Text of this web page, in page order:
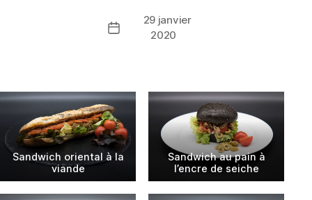
Date
29 janvier
2020
Sandwich oriental à la
viande
Sandwich au pain à
l’encre de seiche